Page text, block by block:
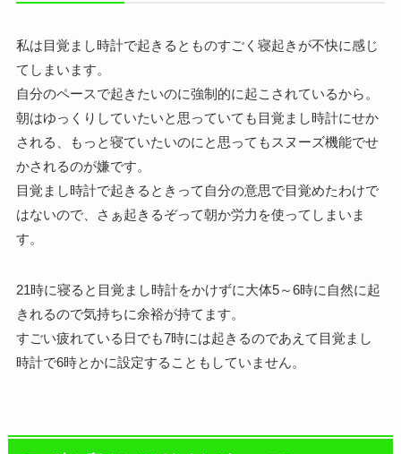
私は目覚まし時計で起きるとものすごく寝起きが不快に感じ
てしまいます。
自分のペースで起きたいのに強制的に起こされているから。
朝はゆっくりしていたいと思っていても目覚まし時計にせか
される、もっと寝ていたいのにと思ってもスヌーズ機能でせ
かされるのが嫌です。
目覚まし時計で起きるときって自分の意思で目覚めたわけで
はないので、さぁ起きるぞって朝か労力を使ってしまいま
す。
21時に寝ると目覚まし時計をかけずに大体5～6時に自然に起
きれるので気持ちに余裕が持てます。
すごい疲れている日でも7時には起きるのであえて目覚まし
時計で6時とかに設定することもしていません。